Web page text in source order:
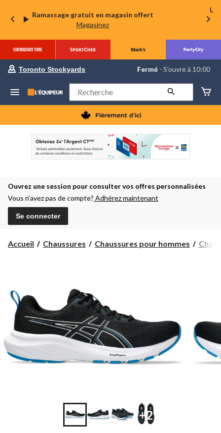
Ramassage gratuit en magasin offert
Magasinez
La
préféré
Toronto
Stockyards,
courament
Fermé,
à
à
10:00
Toronto Stockyards Fermé ⋅ S’ouvre à 10:00
Rechercher
Ouvrez une session pour consulter vos offres personnalisées
Vous n’avez pas de compte? Adhérez maintenant
Se connecter
Accueil Chaussures Chaussures pour hommes
+2